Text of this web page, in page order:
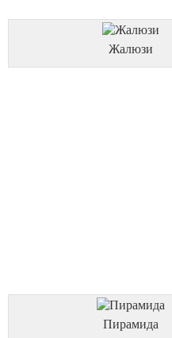
Жалюзи
Пирамида